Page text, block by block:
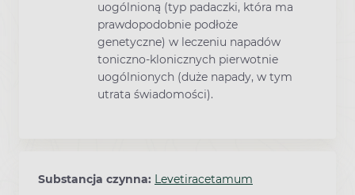
uogólnioną (typ padaczki, która ma
prawdopodobnie podłoże
genetyczne) w leczeniu napadów
toniczno-klonicznych pierwotnie
uogólnionych (duże napady, w tym
utrata świadomości).
Substancja czynna: Levetiracetamum